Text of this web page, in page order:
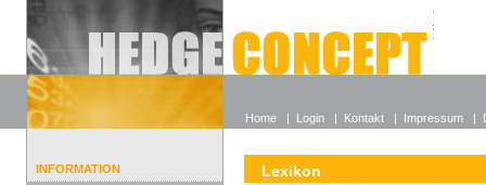
Alle
Wieso
INFORMATION Lexikon
Home | Login | Kontakt | Impressum |